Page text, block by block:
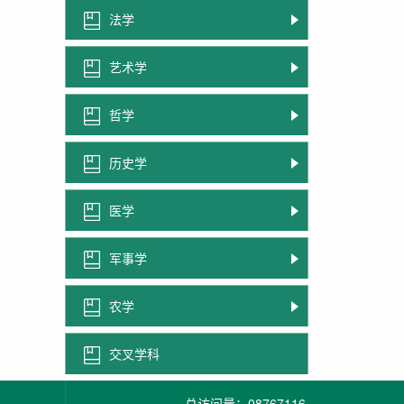
法学
艺术学
哲学
历史学
医学
军事学
农学
交叉学科